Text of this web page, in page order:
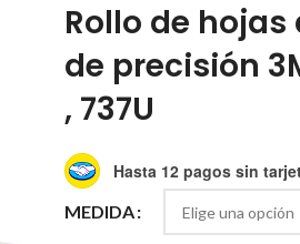
Rollo de
de precisión
, 737U
Hasta 12 pagos sin
MEDIDA